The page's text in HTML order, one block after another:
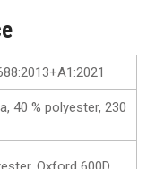
40 % polyester, 230